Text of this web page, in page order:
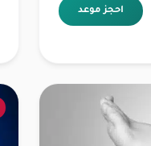
احجز موعد